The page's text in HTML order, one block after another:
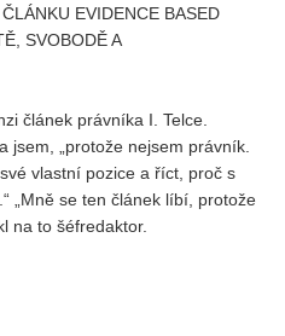
3-4/ 2023
3-4/ 2022
3-4/ 2021
2/ 2021
EVIDENCE BASED
SVOBODĚ A
článek právníka I. Telce.
jsem, „protože nejsem právník.
vlastní pozice a říct, proč s
„Mně se ten článek líbí, protože
na to šéfredaktor.